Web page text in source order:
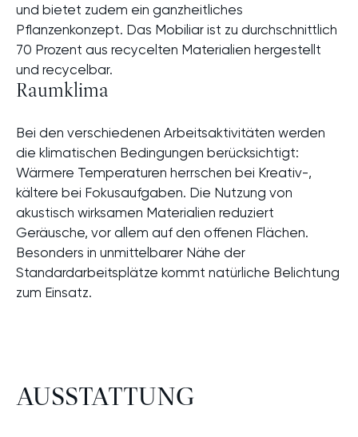
und bietet zudem ein ganzheitliches
Pflanzenkonzept. Das Mobiliar ist zu durchschnittlich
70 Prozent aus recycelten Materialien hergestellt
und recycelbar.
Raumklima
Bei den verschiedenen Arbeitsaktivitäten werden
die klimatischen Bedingungen berücksichtigt:
Wärmere Temperaturen herrschen bei Kreativ-,
kältere bei Fokusaufgaben. Die Nutzung von
akustisch wirksamen Materialien reduziert
Geräusche, vor allem auf den offenen Flächen.
Besonders in unmittelbarer Nähe der
Standardarbeitsplätze kommt natürliche Belichtung
zum Einsatz.
AUSSTATTUNG